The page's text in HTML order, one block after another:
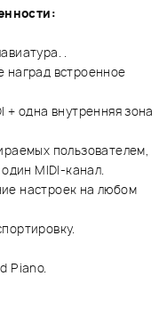
.
наград встроенное
одна внутренняя зона
пользователем,
MIDI-канал.
настроек на любом
Piano.